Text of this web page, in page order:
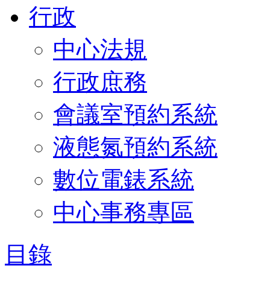
行政
中心法規
行政庶務
會議室預約系統
液態氮預約系統
數位電錶系統
中心事務專區
目錄